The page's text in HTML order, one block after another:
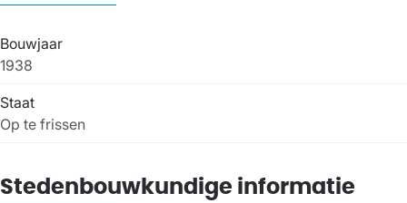
Bouwjaar
1938
Staat
Op te frissen
Stedenbouwkundige informatie